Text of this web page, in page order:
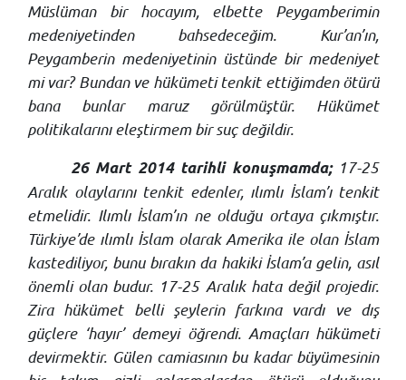
Müslüman bir hocayım, elbette Peygamberimin
medeniyetinden bahsedeceğim. Kur’an’ın,
Peygamberin medeniyetinin üstünde bir medeniyet
mi var? Bundan ve hükümeti tenkit ettiğimden ötürü
bana bunlar maruz görülmüştür. Hükümet
politikalarını eleştirmem bir suç değildir.
26 Mart 2014 tarihli konuşmamda; 17-25
Aralık olaylarını tenkit edenler, ılımlı İslam’ı tenkit
etmelidir. Ilımlı İslam’ın ne olduğu ortaya çıkmıştır.
Türkiye’de ılımlı İslam olarak Amerika ile olan İslam
kastediliyor, bunu bırakın da hakiki İslam’a gelin, asıl
önemli olan budur. 17-25 Aralık hata değil projedir.
Zira hükümet belli şeylerin farkına vardı ve dış
güçlere ‘hayır’ demeyi öğrendi. Amaçları hükümeti
devirmektir. Gülen camiasının bu kadar büyümesinin